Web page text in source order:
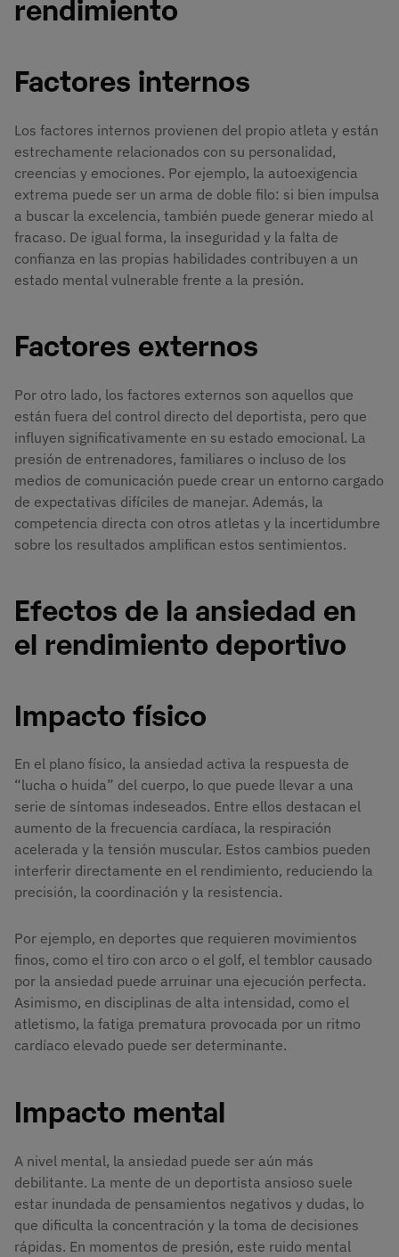
rendimiento
Factores internos
Los factores internos provienen del propio atleta y están
estrechamente relacionados con su personalidad,
creencias y emociones. Por ejemplo, la autoexigencia
extrema puede ser un arma de doble filo: si bien impulsa
a buscar la excelencia, también puede generar miedo al
fracaso. De igual forma, la inseguridad y la falta de
confianza en las propias habilidades contribuyen a un
estado mental vulnerable frente a la presión.
Factores externos
Por otro lado, los factores externos son aquellos que
están fuera del control directo del deportista, pero que
influyen significativamente en su estado emocional. La
presión de entrenadores, familiares o incluso de los
medios de comunicación puede crear un entorno cargado
de expectativas difíciles de manejar. Además, la
competencia directa con otros atletas y la incertidumbre
sobre los resultados amplifican estos sentimientos.
Efectos de la ansiedad en
el rendimiento deportivo
Impacto físico
En el plano físico, la ansiedad activa la respuesta de
“lucha o huida” del cuerpo, lo que puede llevar a una
serie de síntomas indeseados. Entre ellos destacan el
aumento de la frecuencia cardíaca, la respiración
acelerada y la tensión muscular. Estos cambios pueden
interferir directamente en el rendimiento, reduciendo la
precisión, la coordinación y la resistencia.
Por ejemplo, en deportes que requieren movimientos
finos, como el tiro con arco o el golf, el temblor causado
por la ansiedad puede arruinar una ejecución perfecta.
Asimismo, en disciplinas de alta intensidad, como el
atletismo, la fatiga prematura provocada por un ritmo
cardíaco elevado puede ser determinante.
Impacto mental
A nivel mental, la ansiedad puede ser aún más
debilitante. La mente de un deportista ansioso suele
estar inundada de pensamientos negativos y dudas, lo
que dificulta la concentración y la toma de decisiones
rápidas. En momentos de presión, este ruido mental